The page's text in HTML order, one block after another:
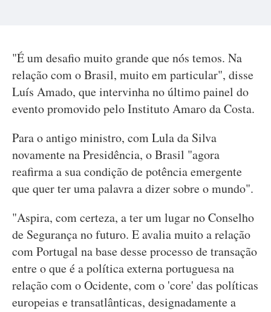
"É um desafio muito grande que nós temos. Na
relação com o Brasil, muito em particular", disse
Luís Amado, que intervinha no último painel do
evento promovido pelo Instituto Amaro da Costa.
Para o antigo ministro, com Lula da Silva
novamente na Presidência, o Brasil "agora
reafirma a sua condição de potência emergente
que quer ter uma palavra a dizer sobre o mundo".
"Aspira, com certeza, a ter um lugar no Conselho
de Segurança no futuro. E avalia muito a relação
com Portugal na base desse processo de transação
entre o que é a política externa portuguesa na
relação com o Ocidente, com o 'core' das políticas
europeias e transatlânticas, designadamente a